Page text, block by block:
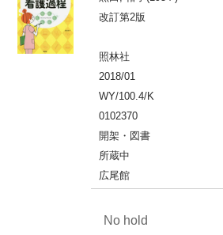
改訂第2版
照林社
2018/01
WY/100.4/K
0102370
開架・図書
所蔵中
広尾館
No hold